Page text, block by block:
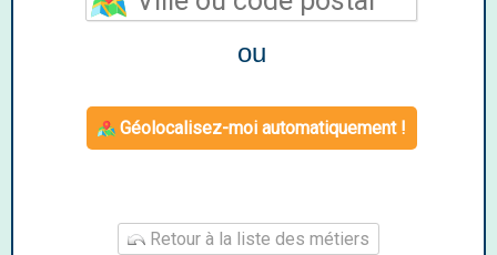
ou
Géolocalisez-moi automatiquement !
Retour à la liste des métiers